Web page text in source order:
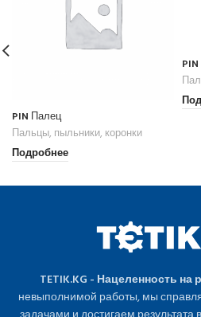
PIN Палец
Пальцы, пыльники, коронки
Подробнее
TETIK.KG - Нацеленность на
невыполнимой работы, мы